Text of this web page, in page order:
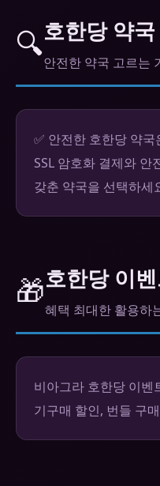
🔍호한당 약
안전한 약국 고르는
✅ 안전한 호한당 약
SSL 암호화 결제와 안
갖춘 약국을 선택하세
🎁호한당 이벤
혜택 최대한 활용하
비아그라 호한당 이벤
기구매 할인, 번들 구